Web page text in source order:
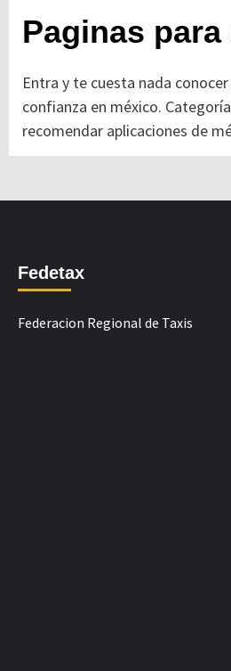
Paginas
Entra y te cuesta nada
confianza en méxico.
recomendar aplicaciones de
Fedetax
Federacion Regional de Taxis